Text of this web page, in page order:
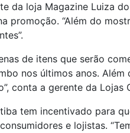
da loja Magazine Luiza
promoção. “Além do
de itens que serão
nos últimos anos.
conta a gerente da Lojas
tem incentivado para
e lojistas.